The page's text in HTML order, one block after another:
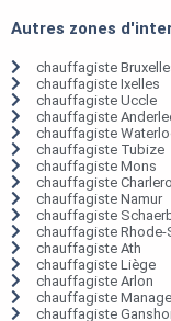
Autres zones
chauffagiste
chauffagiste Ixelles
chauffagiste Uccle
chauffagiste
chauffagiste
chauffagiste Tubize
chauffagiste Mons
chauffagiste
chauffagiste Namur
chauffagiste
chauffagiste Rhode-
chauffagiste Ath
chauffagiste Liège
chauffagiste Arlon
chauffagiste Manage
chauffagiste